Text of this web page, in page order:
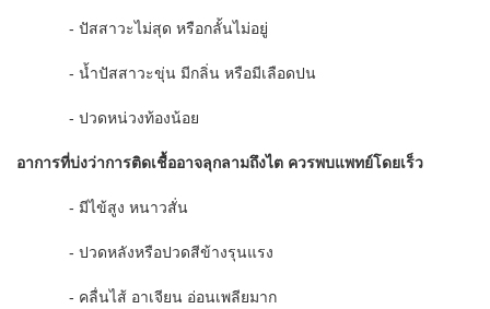
- ปัสสาวะไม่สุด หรือกลั้นไม่อยู่
- น้ำปัสสาวะขุ่น มีกลิ่น หรือมีเลือดปน
- ปวดหน่วงท้องน้อย
อาการที่บ่งว่าการติดเชื้ออาจลุกลามถึงไต ควรพบแพทย์โดยเร็ว
- มีไข้สูง หนาวสั่น
- ปวดหลังหรือปวดสีข้างรุนแรง
- คลื่นไส้ อาเจียน อ่อนเพลียมาก